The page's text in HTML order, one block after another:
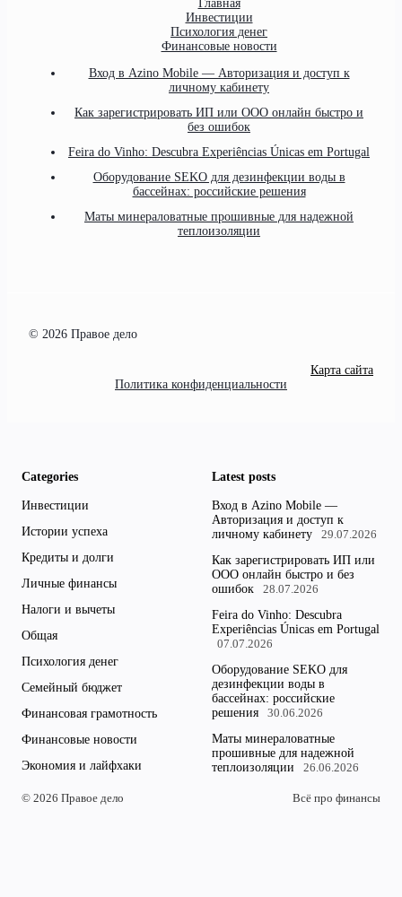
Главная
Инвестиции
Психология денег
Финансовые новости
Вход в Azino Mobile — Авторизация и доступ к
личному кабинету
Как зарегистрировать ИП или ООО онлайн быстро и
без ошибок
Feira do Vinho: Descubra Experiências Únicas em Portugal
Оборудование SEKO для дезинфекции воды в
бассейнах: российские решения
Маты минераловатные прошивные для надежной
теплоизоляции
© 2026 Правое дело
Карта сайта
Политика конфиденциальности
Categories
Инвестиции
Истории успеха
Кредиты и долги
Личные финансы
Налоги и вычеты
Общая
Психология денег
Семейный бюджет
Финансовая грамотность
Финансовые новости
Экономия и лайфхаки
Latest posts
Вход в Azino Mobile —
Авторизация и доступ к
личному кабинету
29.07.2026
Как зарегистрировать ИП или
ООО онлайн быстро и без
ошибок
28.07.2026
Feira do Vinho: Descubra
Experiências Únicas em Portugal
07.07.2026
Оборудование SEKO для
дезинфекции воды в
бассейнах: российские
решения
30.06.2026
Маты минераловатные
прошивные для надежной
теплоизоляции
26.06.2026
© 2026 Правое дело Всё про финансы